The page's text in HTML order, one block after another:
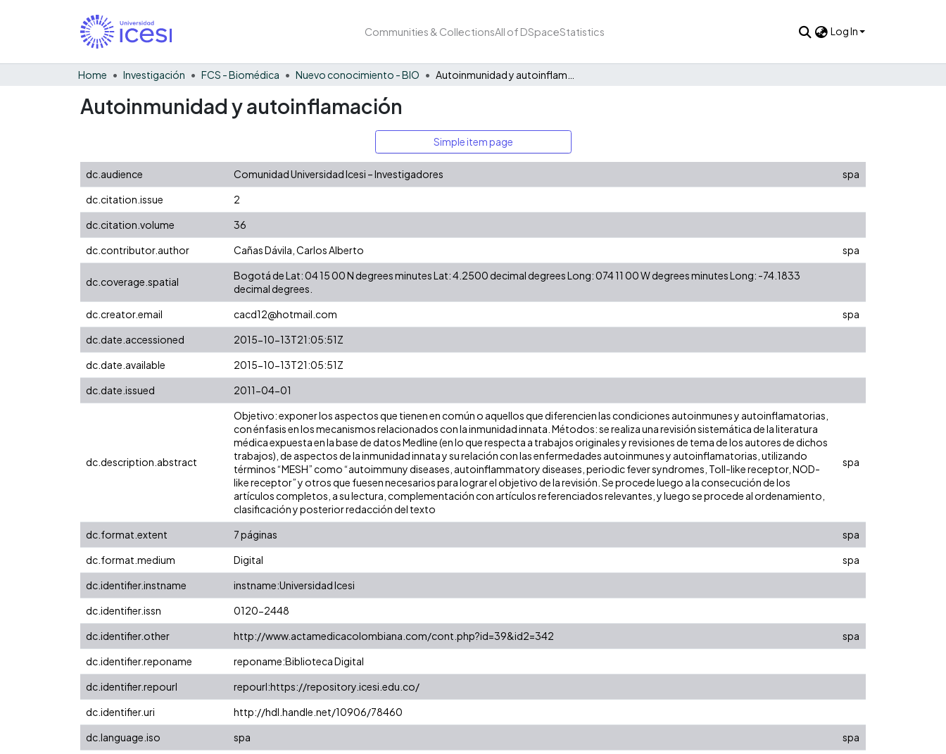
Communities & CollectionsAll of DSpaceStatistics Log In
Home Investigación FCS - Biomédica Nuevo conocimiento - BIO
Autoinmunidad y autoinflamación
Simple item page
dc.audience Comunidad Universidad Icesi – Investigadores
spa
dc.citation.issue
2
dc.citation.volume
36
dc.contributor.author
Cañas Dávila, Carlos Alberto spa
dc.coverage.spatial
Bogotá de Lat: 04 15 00 N degrees minutes Lat: 4.2500 decimal degrees Long: 074 11 00 W degrees minutes Long: -74.1833
decimal degrees.
dc.creator.email
cacd12@hotmail.com
spa
dc.date.accessioned
2015-10-13T21:05:51Z
dc.date.available
2015-10-13T21:05:51Z
dc.date.issued
2011-04-01
dc.description.abstract
Objetivo: exponer los aspectos que tienen en común o aquellos que diferencien las condiciones autoinmunes y autoinflamatorias,
con énfasis en los mecanismos relacionados con la inmunidad innata. Métodos: se realiza una revisión sistemática de la literatura
médica expuesta en la base de datos Medline (en lo que respecta a trabajos originales y revisiones de tema de los autores de dichos
trabajos), de aspectos de la inmunidad innata y su relación con las enfermedades autoinmunes y autoinflamatorias, utilizando
términos “MESH” como “autoimmuny diseases, autoinflammatory diseases, periodic fever syndromes, Toll-like receptor, NOD-
like receptor” y otros que fuesen necesarios para lograr el objetivo de la revisión. Se procede luego a la consecución de los
artículos completos, a su lectura, complementación con artículos referenciados relevantes, y luego se procede al ordenamiento,
clasificación y posterior redacción del texto
spa
dc.format.extent 7 páginas
spa
dc.format.medium
Digital
spa
dc.identifier.instname
instname:Universidad Icesi
dc.identifier.issn
0120-2448
dc.identifier.other
http://www.actamedicacolombiana.com/cont.php?id=39&id2=342
spa
dc.identifier.reponame
reponame:Biblioteca Digital
dc.identifier.repourl
repourl:https://repository.icesi.edu.co/
dc.identifier.uri
http://hdl.handle.net/10906/78460
dc.language.iso
spa
spa